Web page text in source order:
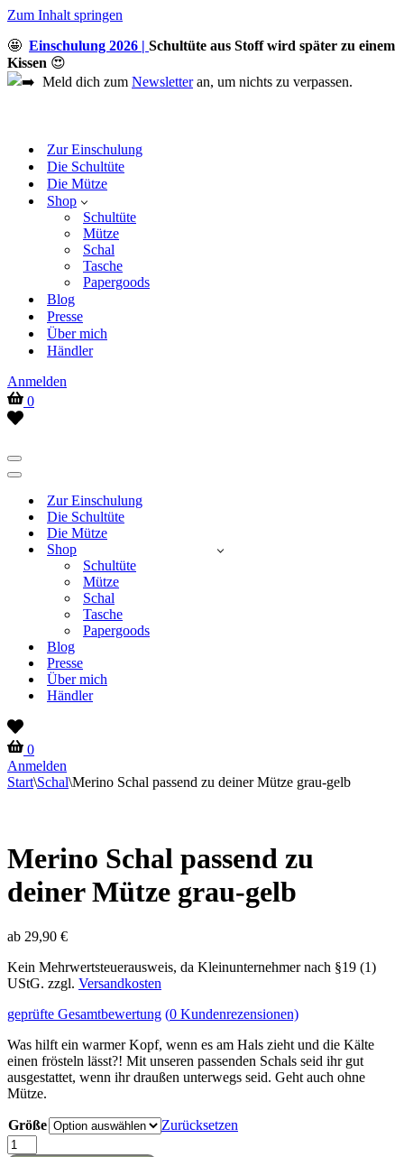
Zum Inhalt springen
🤩 Einschulung 2026 | Schultüte aus Stoff wird später zu einem
Kissen 😍
Meld dich zum Newsletteran, um nichts zu verpassen.
Zur Einschulung
Die Schultüte
Die Mütze
Shop
Schultüte
Mütze
Schal
Tasche
Papergoods
Blog
Presse
Über mich
Händler
Anmelden
Warenkorb
0
Wish
Navigationsmenü
Navigationsmenü
Zur Einschulung
Die Schultüte
Die Mütze
Shop
Schultüte
Mütze
Schal
Tasche
Papergoods
Blog
Presse
Über mich
Händler
Wish
listWarenkorb
0
Anmelden
Start\Schal\Merino Schal passend zu deiner Mütze grau-gelb
Merino Schal passend zu
deiner Mütze grau-gelb
ab 29,90 €
Kein Mehrwertsteuerausweis, da Kleinunternehmer nach §19 (1)
UStG. zzgl. Versandkosten
geprüfte Gesamtbewertung (0 Kundenrezensionen)
Was hilft ein warmer Kopf, wenn es am Hals zieht und die Kälte
einen frösteln lässt?! Mit unseren passenden Schals seid ihr gut
ausgestattet, wenn ihr draußen unterwegs seid. Geht auch ohne
Mütze.
Größe
Zurücksetzen
Merino